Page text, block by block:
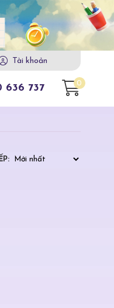
Tài khoản
636 737 0